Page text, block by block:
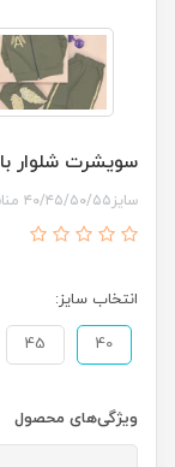
سویشرت شلوار بال
سایز۴۰/۴۵/۵۰/۵۵ مناسب ۱۸ ماه تا ۹سال
انتخاب سایز:
40
45
ویژگی‌های محصول